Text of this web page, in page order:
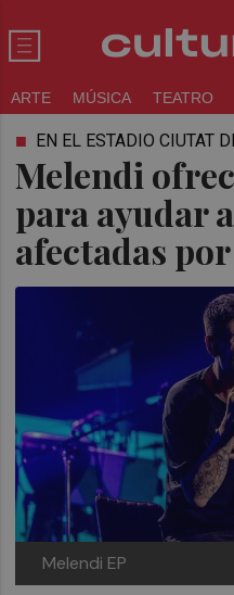
ARTE MÚSICA TEATRO
Melendi
para ayudar
afectadas
EN EL ESTADIO CIUTAT
Melendi EP